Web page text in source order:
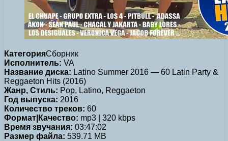
КатегорияСборник
Исполнитель: VA
Название диска: Latino Summer 2016 — 60 Latin Party &
Reggaeton Hits (2016)
Жанр, Стиль: Pop, Latino, Reggaeton
Год выпуска: 2016
Количество треков: 60
Формат|Качество: mp3 | 320 kbps
Время звучания: 03:47:02
Размер файла: 539.71 MB